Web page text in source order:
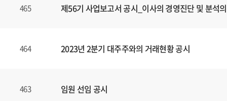
465 제56기 사업보고서 공시_이사의 경영진단 및 분석
464 2023년 2분기 대주주와의 거래현황 공시
463 임원 선임 공시